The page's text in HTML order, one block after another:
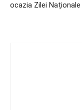
ocazia Zilei Naționale